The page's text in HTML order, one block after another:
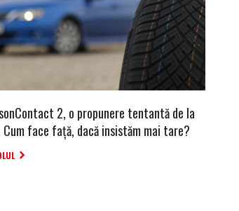
2, o propunere tentantă de la
face față, dacă insistăm mai tare?